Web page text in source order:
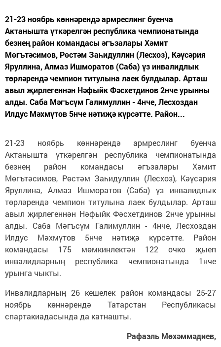
21-23 ноябрь көннәрендә армреслинг буенча
Актанышта үткәрелгән республика чемпионатында
безнең район командасы әгъзалары Хәмит
Мөгътәсимов, Рөстәм Заһидуллин (Лесхоз), Кәүсәрия
Яруллина, Алмаз Ишморатов (Саба) үз инвалидлык
төрләрендә чемпион титулына лаек булдылар. Арташ
авыл җирлегеннән Нәфыйк Фәсхетдинов 2нче урынны
алды. Саба Мәгъсүм Галимуллин - 4нче, Лесхоздан
Илдус Мәхмүтов 5нче нәтиҗә күрсәтте. Район...
21-23 ноябрь көннәрендә армреслинг буенча
Актанышта үткәрелгән республика чемпионатында
безнең район командасы әгъзалары Хәмит
Мөгътәсимов, Рөстәм Заһидуллин (Лесхоз), Кәүсәрия
Яруллина, Алмаз Ишморатов (Саба) үз инвалидлык
төрләрендә чемпион титулына лаек булдылар. Арташ
авыл җирлегеннән Нәфыйк Фәсхетдинов 2нче урынны
алды. Саба Мәгъсүм Галимуллин - 4нче, Лесхоздан
Илдус Мәхмүтов 5нче нәтиҗә күрсәтте. Район
командасы 175 мөмкинлектән 122 очко җыеп
инвалидларның республика чемпионатында 1нче
урынга чыкты.
Инвалидларның 26 кешелек район командасы 25-27
ноябрь көннәрендә Татарстан Республикасы
спартакиадасында да катнашты.
Рафаэль Мөхәммәдиев,